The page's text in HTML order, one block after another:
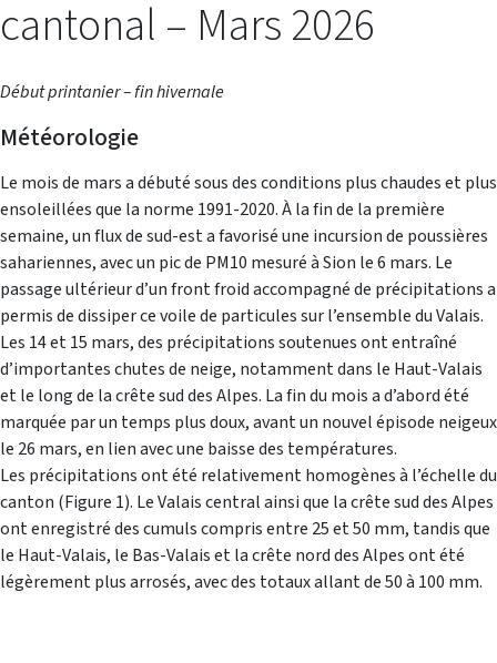
cantonal – Mars 2026
Début printanier – fin hivernale
Météorologie
Le mois de mars a débuté sous des conditions plus chaudes et plus
ensoleillées que la norme 1991-2020. À la fin de la première
semaine, un flux de sud-est a favorisé une incursion de poussières
sahariennes, avec un pic de PM10 mesuré à Sion le 6 mars. Le
passage ultérieur d’un front froid accompagné de précipitations a
permis de dissiper ce voile de particules sur l’ensemble du Valais.
Les 14 et 15 mars, des précipitations soutenues ont entraîné
d’importantes chutes de neige, notamment dans le Haut-Valais
et le long de la crête sud des Alpes. La fin du mois a d’abord été
marquée par un temps plus doux, avant un nouvel épisode neigeux
le 26 mars, en lien avec une baisse des températures.
Les précipitations ont été relativement homogènes à l’échelle du
canton (Figure 1). Le Valais central ainsi que la crête sud des Alpes
ont enregistré des cumuls compris entre 25 et 50 mm, tandis que
le Haut-Valais, le Bas-Valais et la crête nord des Alpes ont été
légèrement plus arrosés, avec des totaux allant de 50 à 100 mm.